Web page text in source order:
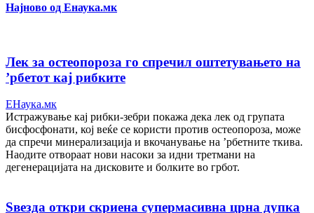
Најново од Енаука.мк
Лек за остеопороза го спречил оштетувањето на
’рбетот кај рибките
ЕНаука.мк
Истражување кај рибки-зебри покажа дека лек од групата
бисфосфонати, кој веќе се користи против остеопороза, може
да спречи минерализација и вкочанување на ’рбетните ткива.
Наодите отвораат нови насоки за идни третмани на
дегенерацијата на дисковите и болките во грбот.
Ѕвезда откри скриена супермасивна црна дупка